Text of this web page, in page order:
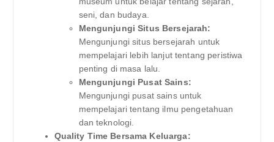
seni, dan budaya.
Mengunjungi Situs Bersejarah:
Mengunjungi situs bersejarah untuk
mempelajari lebih lanjut tentang peristiwa
penting di masa lalu.
Mengunjungi Pusat Sains:
Mengunjungi pusat sains untuk
mempelajari tentang ilmu pengetahuan
dan teknologi.
Quality Time Bersama Keluarga: